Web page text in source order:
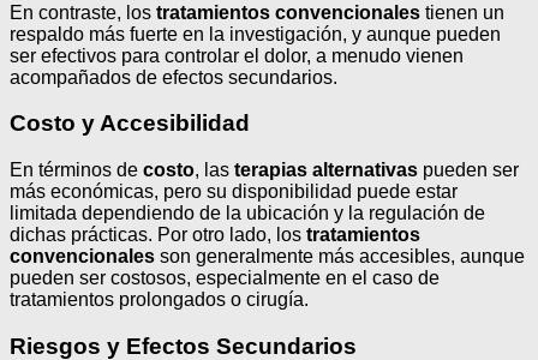
En contraste, los tratamientos convencionales tienen un
respaldo más fuerte en la investigación, y aunque pueden
ser efectivos para controlar el dolor, a menudo vienen
acompañados de efectos secundarios.
Costo y Accesibilidad
En términos de costo, las terapias alternativas pueden ser
más económicas, pero su disponibilidad puede estar
limitada dependiendo de la ubicación y la regulación de
dichas prácticas. Por otro lado, los tratamientos
convencionales son generalmente más accesibles, aunque
pueden ser costosos, especialmente en el caso de
tratamientos prolongados o cirugía.
Riesgos y Efectos Secundarios